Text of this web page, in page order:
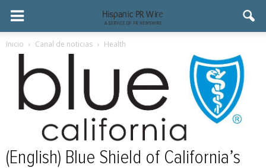
Inicio Canal de noticias Health
(English) Blue Shield of California’s